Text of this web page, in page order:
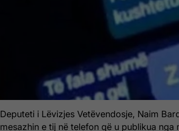
Deputeti i Lëvizjes Vetëvendosje, Naim
mesazhin e tij në telefon që u publikua nga